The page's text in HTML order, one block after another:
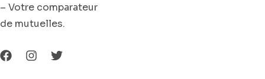
– Votre comparateur
de mutuelles.